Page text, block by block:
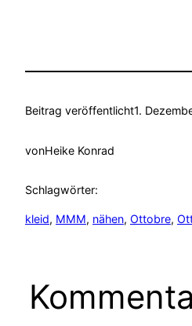
Beitrag veröffentlicht1.
vonHeike Konrad
Schlagwörter:
kleid, MMM, nähen, Ottobre,